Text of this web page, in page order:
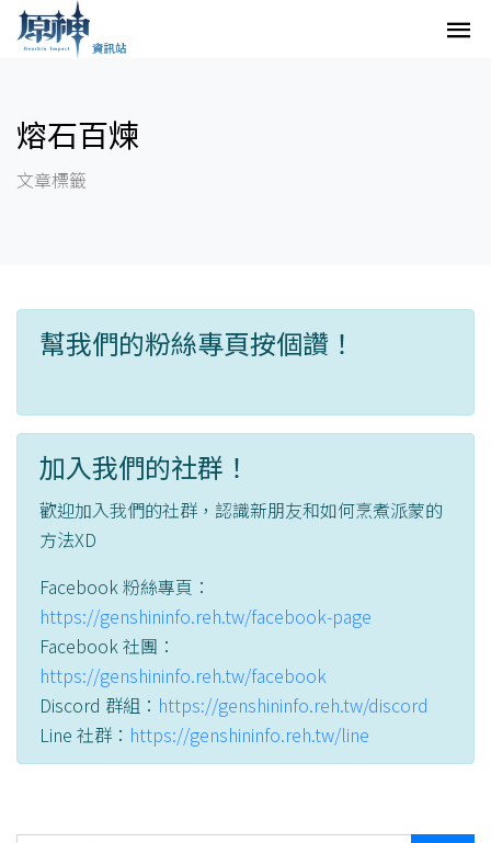
熔石百煉
文章標籤
幫我們的粉絲專頁按個讚！
加入我們的社群！
歡迎加入我們的社群，認識新朋友和如何烹煮派蒙的
方法XD
Facebook 粉絲專頁：
https://genshininfo.reh.tw/facebook-page
Facebook 社團：
https://genshininfo.reh.tw/facebook
Discord 群組： https://genshininfo.reh.tw/discord
Line 社群： https://genshininfo.reh.tw/line